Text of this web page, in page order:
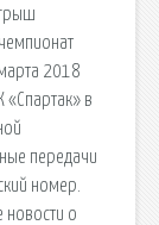
2018
«Спартак» в
передачи
номер.
новости о